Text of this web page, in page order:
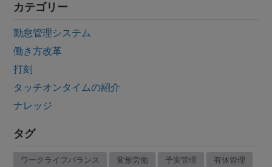
カテゴリー
勤怠管理システム
働き方改革
打刻
タッチオンタイムの紹介
ナレッジ
タグ
ワークライフバランス 変形労働 予実管理 有休管理